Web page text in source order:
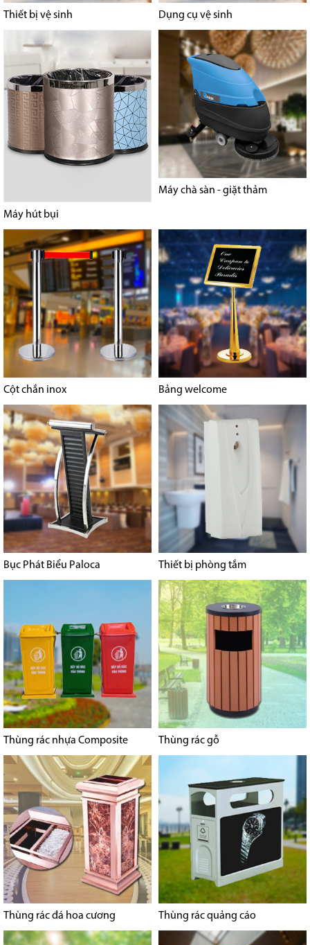
Thiết bị vệ sinh Dụng cụ vệ sinh
Máy hút bụi
Máy chà sàn - giặt thảm
Cột chắn inox Bảng welcome
Bục Phát Biểu Paloca Thiết bị phòng tắm
Thùng rác nhựa Composite Thùng rác gỗ
Thùng rác đá hoa cương Thùng rác quảng cáo